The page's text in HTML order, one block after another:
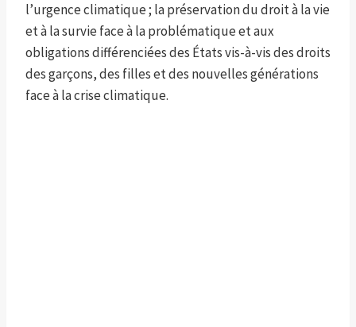
l’urgence climatique ; la préservation du droit à la vie
et à la survie face à la problématique et aux
obligations différenciées des États vis-à-vis des droits
des garçons, des filles et des nouvelles générations
face à la crise climatique.